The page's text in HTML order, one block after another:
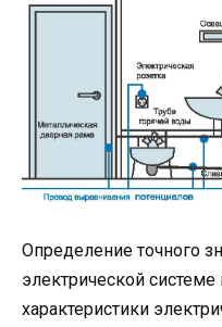
Определение точного
электрической
характеристики